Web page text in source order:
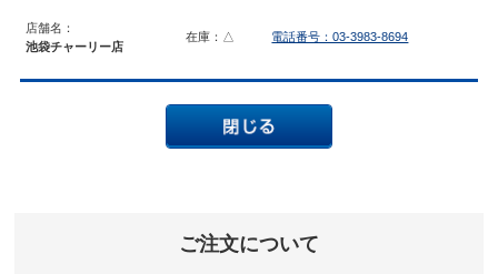
店舗名：
池袋チャーリー店
在庫：△ 電話番号：03-3983-8694
ご注文について